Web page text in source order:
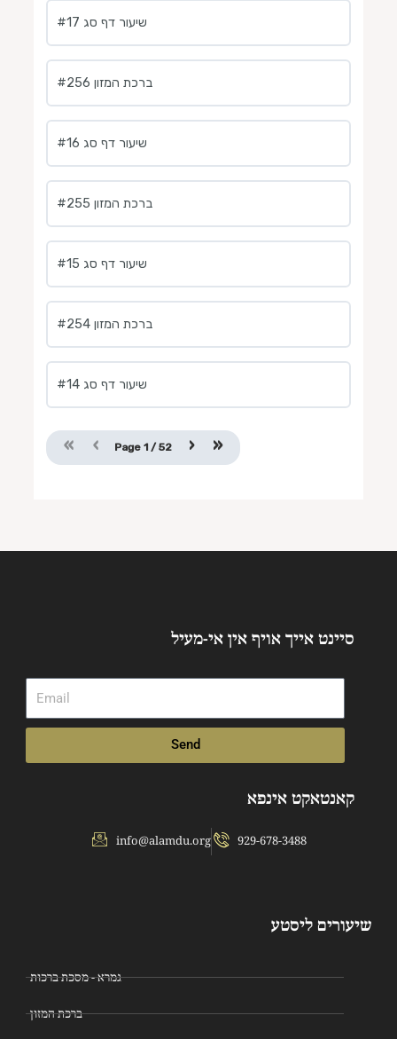
שיעור דף סג #17
ברכת המזון #256
שיעור דף סג #16
ברכת המזון #255
#15 שיעור דף סג
ברכת המזון #254
שיעור דף סג #14
« ‹ › »
Page1 /52
סיינט אייך אויף אין אי-מעיל
Send
קאנטאקט אינפא
info@alamdu.org 929-678-3488
שיעורים ליסטע
גמרא - מסכת ברכות
ברכת המזון